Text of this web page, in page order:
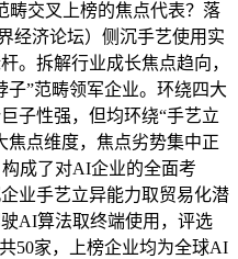
畴交叉上榜的焦点代表？落
经济论坛）侧沉手艺使用实
。拆解行业成长焦点趋向，
”范畴领军企业。环绕四大
子性强，但均环绕“手艺立
焦点维度，焦点劣势集中正
成了对AI企业的全面考
业手艺立异能力取贸易化潜
AI算法取终端使用，评选
50家，上榜企业均为全球AI